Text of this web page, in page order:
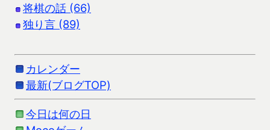
将棋の話 (66)
独り言 (89)
カレンダー
最新(ブログTOP)
今日は何の日